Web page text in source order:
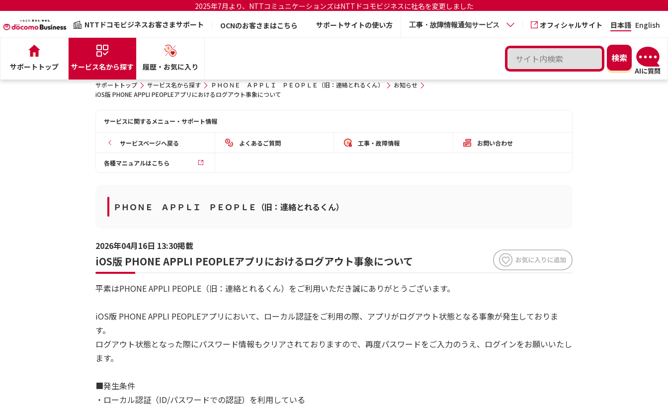
2025年7月より、NTTコミュニケーションズはNTTドコモビジネスに社名を変更しました
NTTドコモビジネスお客さまサポート
OCNのお客さまはこちら サポートサイトの使い方 工事・故障情報通知サービス オフィシャルサイト 日本語 English
サポートトップ サービス名から探す 履歴・お気に入り
サポートトップ サービス名から探す ＰＨＯＮＥ ＡＰＰＬＩ ＰＥＯＰＬＥ（旧：連絡とれるくん）
お知らせ
iOS版 PHONE APPLI PEOPLEアプリにおけるログアウト事象について
サービスに関するメニュー・サポート情報
サービスページへ戻る よくあるご質問 工事・故障情報 お問い合わせ
各種マニュアルはこちら
ＰＨＯＮＥ ＡＰＰＬＩ ＰＥＯＰＬＥ（旧：連絡とれるくん）
2026年04月16日 13:30掲載
iOS版 PHONE APPLI PEOPLEアプリにおけるログアウト事象について
平素はPHONE APPLI PEOPLE（旧：連絡とれるくん）をご利用いただき誠にありがとうございます。
iOS版 PHONE APPLI PEOPLEアプリにおいて、ローカル認証をご利用の際、アプリがログアウト状態となる事象が発生しておりま
す。
ログアウト状態となった際にパスワード情報もクリアされておりますので、再度パスワードをご入力のうえ、ログインをお願いいたし
ます。
■発生条件
・ローカル認証（ID/パスワードでの認証）を利用している